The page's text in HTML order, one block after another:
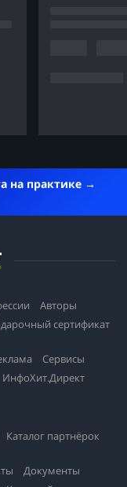
на практике
Авторы
сертификат
Сервисы
ИнфоХит.Директ
Каталог партнёрок
Документы